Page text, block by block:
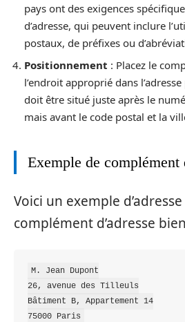
pays ont des exigences
d’adresse, qui peuvent inclure
postaux, de préfixes ou
Positionnement : Placez le
l’endroit approprié dans
doit être situé juste après le
mais avant le code postal et la
Exemple de complément
Voici un exemple
complément d’adresse
M. Jean Dupont
26, avenue des Tilleuls
Bâtiment B, Appartement 14